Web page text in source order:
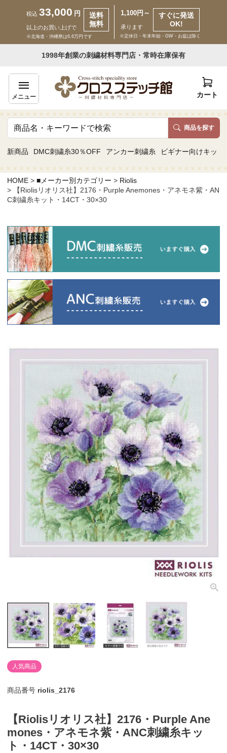
税込 33,000 円
以上のお買い上げで
送料
無料
※北海道・沖縄県は6.6万円です
1,100円～
承ります
すぐに発送
OK!
※定休日・年末年始・GW・お盆は除く
1998年創業の刺繍材料専門店・常時在庫保有
メニュー カート
商品を探す
新商品 DMC刺繍糸30％OFF アンカー刺繍糸 ビギナー向けキット
いらっしゃいませ ゲスト 様
商品一覧
カテゴリーから探す
取り扱いブランドから探す
当店について
よくあるご質問
ご利用ガイド
新規会員登録
会員規約について
特定商取引法について
個人情報取り扱いについて
閉じる
HOME ■メーカー別カテゴリー
Riolis
【Riolisリオリス社】2176・Purple Anemones・アネモネ紫・AN
C刺繍糸キット・14CT・30×30
人気商品
商品番号 riolis_2176
【Riolisリオリス社】2176・Purple Ane
mones・アネモネ紫・ANC刺繍糸キッ
ト・14CT・30×30